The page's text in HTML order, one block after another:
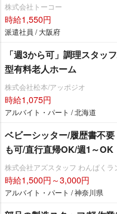
株式会社トーコー
時給1,550円
派遣社員 / 大阪府
「週3から可」調理スタッ
型有料老人ホーム
株式会社松本/アッポジオ
時給1,075円
アルバイト・パート / 北海道
ベビーシッター/履歴書不
も可/直行直帰OK/週1～OK
株式会社アズスタッフ わんぱくラ
時給1,500円～3,000円
アルバイト・パート / 神奈川県